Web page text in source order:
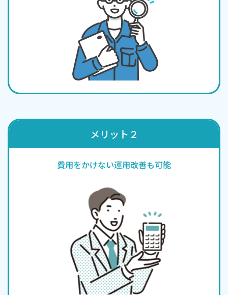
メリット２
費用をかけない運用改善も可能